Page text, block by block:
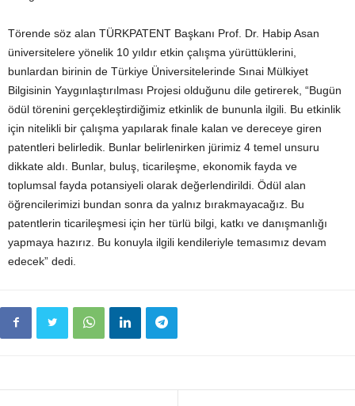
Törende söz alan TÜRKPATENT Başkanı Prof. Dr. Habip Asan
üniversitelere yönelik 10 yıldır etkin çalışma yürüttüklerini,
bunlardan birinin de Türkiye Üniversitelerinde Sınai Mülkiyet
Bilgisinin Yaygınlaştırılması Projesi olduğunu dile getirerek, “Bugün
ödül törenini gerçekleştirdiğimiz etkinlik de bununla ilgili. Bu etkinlik
için nitelikli bir çalışma yapılarak finale kalan ve dereceye giren
patentleri belirledik. Bunlar belirlenirken jürimiz 4 temel unsuru
dikkate aldı. Bunlar, buluş, ticarileşme, ekonomik fayda ve
toplumsal fayda potansiyeli olarak değerlendirildi. Ödül alan
öğrencilerimizi bundan sonra da yalnız bırakmayacağız. Bu
patentlerin ticarileşmesi için her türlü bilgi, katkı ve danışmanlığı
yapmaya hazırız. Bu konuyla ilgili kendileriyle temasımız devam
edecek” dedi.